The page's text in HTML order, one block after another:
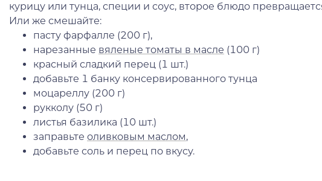
курицу или тунца, специи и соус, второе блюдо
Или же смешайте:
пасту фарфалле (200 г),
нарезанные вяленые томаты в масле (100 г)
красный сладкий перец (1 шт.)
добавьте 1 банку консервированного тунца
моцареллу (200 г)
рукколу (50 г)
листья базилика (10 шт.)
заправьте оливковым маслом,
добавьте соль и перец по вкусу.